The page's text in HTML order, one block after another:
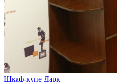
Шкаф-купе Дарк